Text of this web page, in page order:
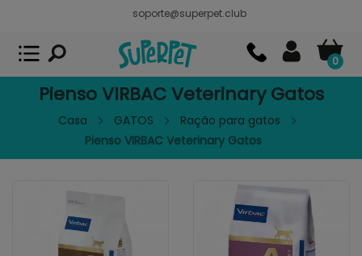
soporte@superpet.club
0
Pienso VIRBAC Veterinary Gatos
Casa GATOS
Ração para gatos
Pienso VIRBAC Veterinary Gatos
Superpet, comida para mascotas
APP GRATIS - En Google Play